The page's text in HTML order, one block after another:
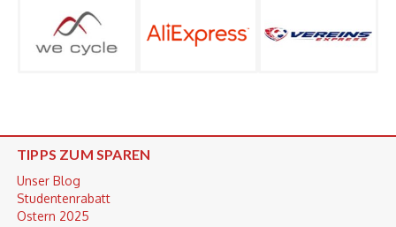
TIPPS ZUM SPAREN
Unser Blog
Studentenrabatt
Ostern 2025